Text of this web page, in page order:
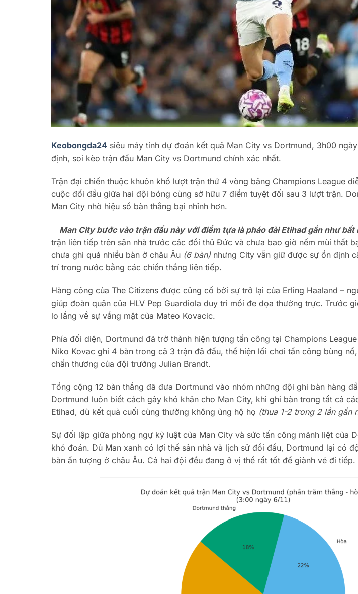
Keobongda24 siêu máy tính dự đoán kết quả Man City vs Dortmund, 3h00
định, soi kèo trận đấu Man City vs Dortmund chính xác nhất.
Trận đại chiến thuộc khuôn khổ lượt trận thứ 4 vòng bảng Champions League
cuộc đối đầu giữa hai đội bóng cùng sở hữu 7 điểm tuyệt đối sau 3 lượt trận.
Man City nhờ hiệu số bàn thắng bại nhỉnh hơn.
Man City bước vào trận đấu này với điểm tựa là pháo đài Etihad gần như bất
trận liên tiếp trên sân nhà trước các đối thủ Đức và chưa bao giờ nếm mùi thất
chưa ghi quá nhiều bàn ở châu Âu (6 bàn) nhưng City vẫn giữ được sự ổn định
trí trong nước bằng các chiến thắng liên tiếp.
Hàng công của The Citizens được củng cố bởi sự trở lại của Erling Haaland –
giúp đoàn quân của HLV Pep Guardiola duy trì mối đe dọa thường trực. Trước
lo lắng về sự vắng mặt của Mateo Kovacic.
Phía đối diện, Dortmund đã trở thành hiện tượng tấn công tại Champions
Niko Kovac ghi 4 bàn trong cả 3 trận đã đấu, thể hiện lối chơi tấn công bùng
chấn thương của đội trưởng Julian Brandt.
Tổng cộng 12 bàn thắng đã đưa Dortmund vào nhóm những đội ghi bàn hàng
Dortmund luôn biết cách gây khó khăn cho Man City, khi ghi bàn trong tất cả
Etihad, dù kết quả cuối cùng thường không ủng hộ họ (thua 1-2 trong 2 lần gần
Sự đối lập giữa phòng ngự kỷ luật của Man City và sức tấn công mãnh liệt của
khó đoán. Dù Man xanh có lợi thế sân nhà và lịch sử đối đầu, Dortmund lại có
bàn ấn tượng ở châu Âu. Cả hai đội đều đang ở vị thế rất tốt để giành vé đi tiếp.